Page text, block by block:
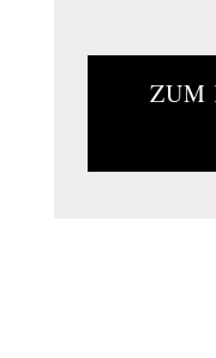
ZUM